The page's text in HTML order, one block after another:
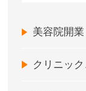
美容院開業
クリニッ